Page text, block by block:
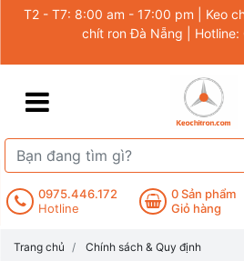
T2 - T7: 8:00 am - 17:00 pm | Keo
chít ron Đà Nẵng | Hotline:
0975.446.172
Hotline
0Sản phẩm
Giỏ hàng
Trang chủ Chính sách & Quy định